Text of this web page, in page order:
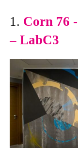
1. Corn 76
– LabC3